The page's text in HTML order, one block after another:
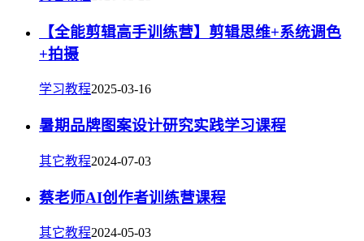
【全能剪辑高手训练营】剪辑思维+系统调色
+拍摄
学习教程2025-03-16
暑期品牌图案设计研究实践学习课程
其它教程2024-07-03
蔡老师AI创作者训练营课程
其它教程2024-05-03